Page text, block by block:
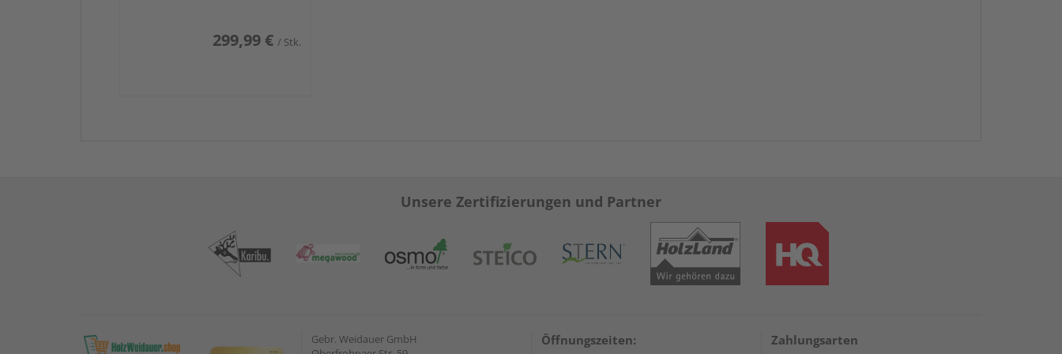
299,99 € / Stk.
Unsere Zertifizierungen und Partner
Gebr. Weidauer GmbH
Öffnungszeiten: Zahlungsarten